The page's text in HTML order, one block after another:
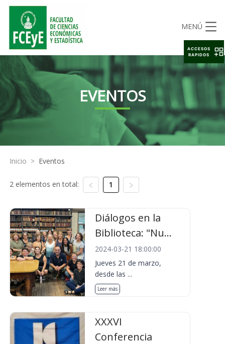
MENÚ
EVENTOS
Inicio > Eventos
2 elementos en total: 1
Diálogos en la
Biblioteca: "Nu...
2024-03-21 18:00:00
Jueves 21 de marzo,
desde las ...
Leer más
XXXVI
Conferencia
ACCESOS
RAPIDOS